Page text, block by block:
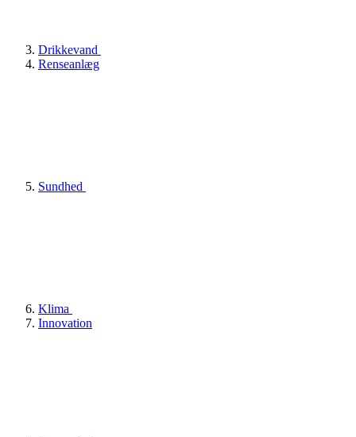
Drikkevand
Renseanlæg
Sundhed
Klima
Innovation